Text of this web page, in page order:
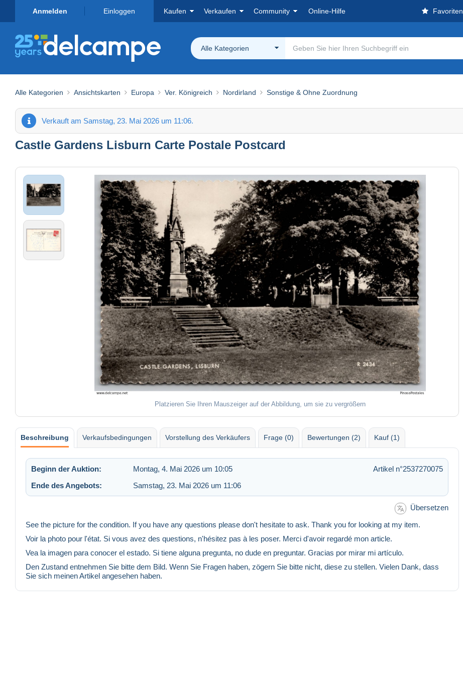
Anmelden Einloggen Kaufen Verkaufen Community Online-Hilfe Favoriten
Alle Kategorien
Alle Kategorien Ansichtskarten Europa Ver. Königreich Nordirland Sonstige & Ohne Zuordnung
Verkauft am Samstag, 23. Mai 2026 um 11:06.
Castle Gardens Lisburn Carte Postale Postcard
Platzieren Sie Ihren Mauszeiger auf der Abbildung, um sie zu vergrößern
Beschreibung Verkaufsbedingungen Vorstellung des Verkäufers Frage (0) Bewertungen (2) Kauf (1)
Beginn der Auktion: Montag, 4. Mai 2026 um 10:05
Artikel n°2537270075
Ende des Angebots:
Samstag, 23. Mai 2026 um 11:06
Übersetzen
See the picture for the condition. If you have any questions please don't hesitate to ask. Thank you for looking at my item.
Voir la photo pour l'état. Si vous avez des questions, n'hésitez pas à les poser. Merci d'avoir regardé mon article.
Vea la imagen para conocer el estado. Si tiene alguna pregunta, no dude en preguntar. Gracias por mirar mi artículo.
Den Zustand entnehmen Sie bitte dem Bild. Wenn Sie Fragen haben, zögern Sie bitte nicht, diese zu stellen. Vielen Dank, dass
Sie sich meinen Artikel angesehen haben.